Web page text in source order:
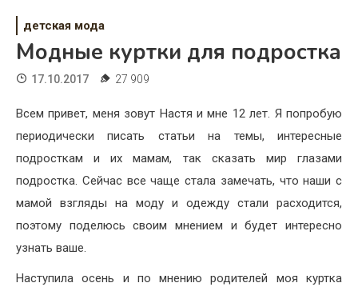
Свадьба
Дом
Жизнь
Хобби
Недвижимость
детская мода
Модные куртки для подростка
17.10.2017 27 909
Всем привет, меня зовут Настя и мне 12 лет. Я попробую
периодически писать статьи на темы, интересные
подросткам и их мамам, так сказать мир глазами
подростка. Сейчас все чаще стала замечать, что наши с
мамой взгляды на моду и одежду стали расходится,
поэтому поделюсь своим мнением и будет интересно
узнать ваше.
Наступила осень и по мнению родителей моя куртка